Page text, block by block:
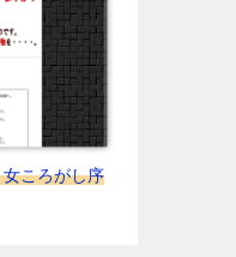
ころがし序